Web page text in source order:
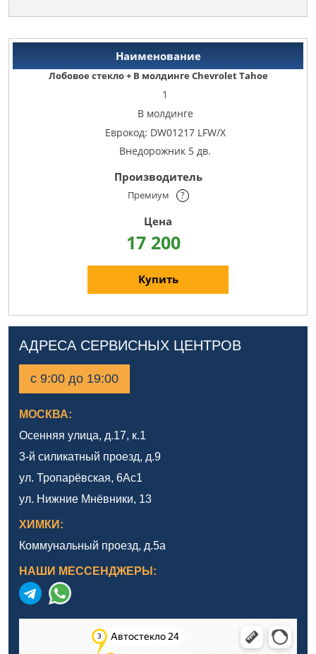
Лобовое стекло + В молдинге Chevrolet Tahoe
1
В молдинге
Еврокод: DW01217 LFW/X
Внедорожник 5 дв.
Премиум ?
17 200
Купить
АДРЕСА СЕРВИСНЫХ ЦЕНТРОВ
с 9:00 до 19:00
МОСКВА:
Осенняя улица, д.17, к.1
3-й силикатный проезд, д.9
ул. Тропарёвская, 6Ас1
ул. Нижние Мнёвники, 13
ХИМКИ:
Коммунальный проезд, д.5а
НАШИ МЕССЕНДЖЕРЫ: